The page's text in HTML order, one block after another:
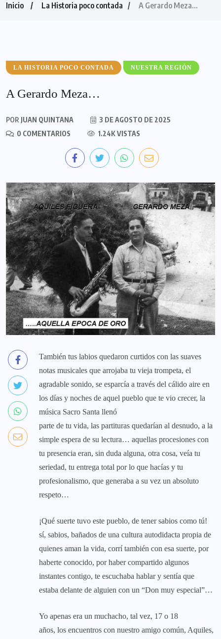
Inicio La Historia poco contada A Gerardo Meza…
LA HISTORIA POCO CONTADA NUESTRA REGIÓN
A Gerardo Meza…
POR JUAN QUINTANA
3 DE AGOSTO DE 2025
0 COMENTARIOS
1.24K VISTAS
También tus labios quedaron curtidos con las suaves
notas musicales que arrojaba tu vieja trompeta, el
agradable sonido, se esparcía a través del cálido aire en
los días y noches de aquel pueblo que te vio crecer, la
música Sacro Santa llenó
parte de tu vida, las partituras quedarían al desnudo, a la
simple espera de su lectura… aquellas procesiones con
tu presencia eran, sin duda alguna, otra cosa, veía tu
seriedad, tu entrega total por lo que hacías y tu
profesionalismo, que generaba a su vez un absoluto
respeto…
¡Qué suerte tuvo este pueblo, de tener sabios como tú!
sí, sabios, bañados de una cultura autodidacta propia de
quienes aman la vida, corrí también con esa suerte, por
haberte conocido, por haber compartido algunos
instantes contigo, te escuchaba hablar y sentía que
estaba delante de alguien con un “Don muy especial”…
Yo apenas era un muchacho, tal vez, 17 o 18
años, los encuentros con nuestro amigo común, Aquiles,